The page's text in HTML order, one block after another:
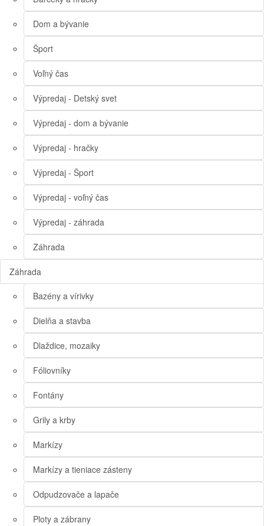
Dom a bývanie
Šport
Voľný čas
Výpredaj - Detský svet
Výpredaj - dom a bývanie
Výpredaj - hračky
Výpredaj - Šport
Výpredaj - voľný čas
Výpredaj - záhrada
Záhrada
Záhrada
Bazény a vírivky
Dielňa a stavba
Dlaždice, mozaiky
Fóliovníky
Fontány
Grily a krby
Markízy
Markízy a tieniace zásteny
Odpudzovače a lapače
Ploty a zábrany